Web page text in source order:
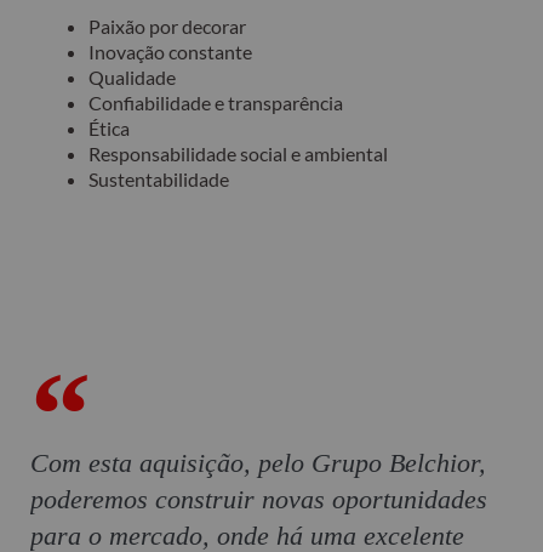
Paixão por decorar
Inovação constante
Qualidade
Confiabilidade e transparência
Ética
Responsabilidade social e ambiental
Sustentabilidade
Com esta aquisição, pelo Grupo Belchior,
poderemos construir novas oportunidades
para o mercado, onde há uma excelente